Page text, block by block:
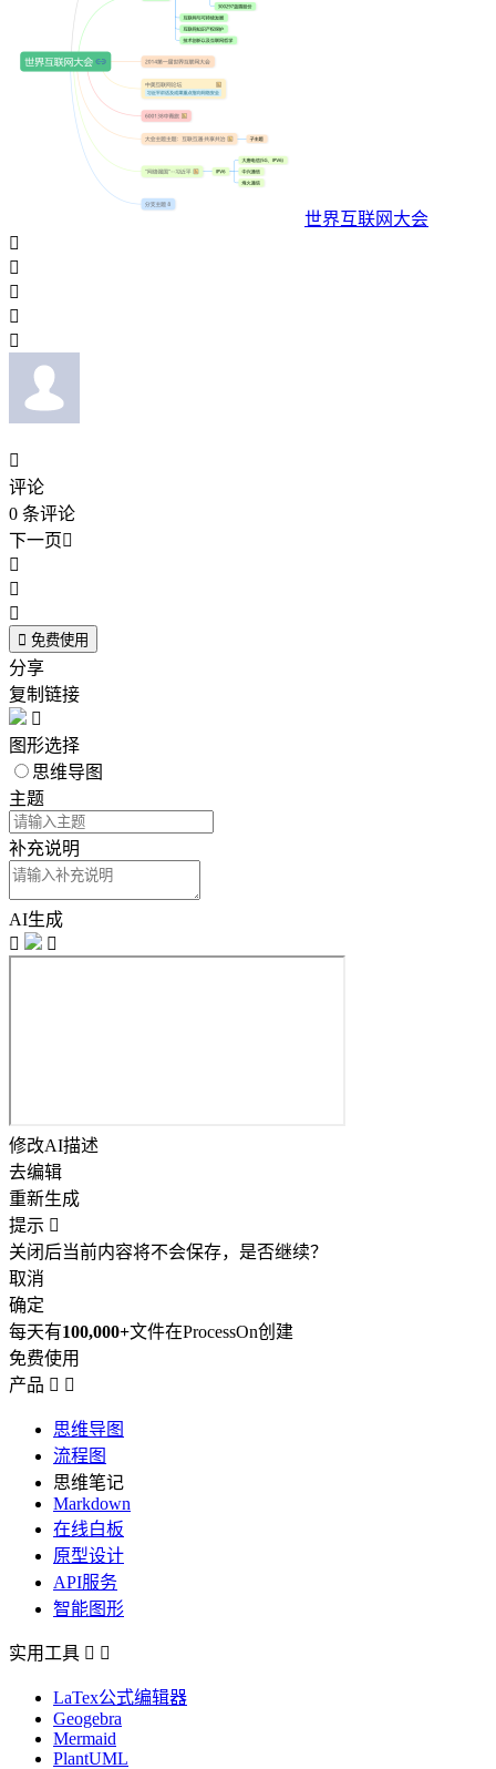
世界互联网大会






评论
0 条评论
下一页



 免费使用
分享
复制链接

图形选择
思维导图
主题
补充说明
AI生成


修改AI描述
去编辑
重新生成
提示 
关闭后当前内容将不会保存，是否继续？
取消
确定
每天有100,000+文件在ProcessOn创建
免费使用
产品  
思维导图
流程图
思维笔记
Markdown
在线白板
原型设计
API服务
智能图形
实用工具  
LaTex公式编辑器
Geogebra
Mermaid
PlantUML